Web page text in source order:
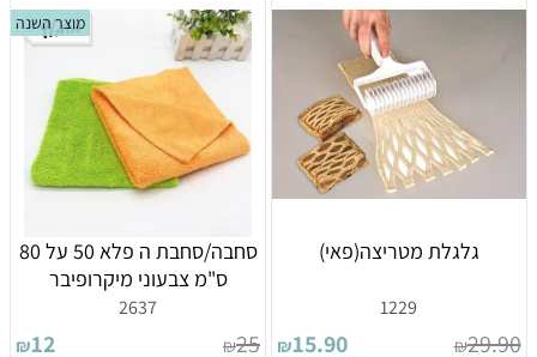
גלגלת מטריצה(פאי)
1229
₪29.90
₪15.90
מוצר השנה
סחבה/סחבת ה פלא 50 על 80
ס"מ צבעוני מיקרופיבר
2637
₪25
₪12